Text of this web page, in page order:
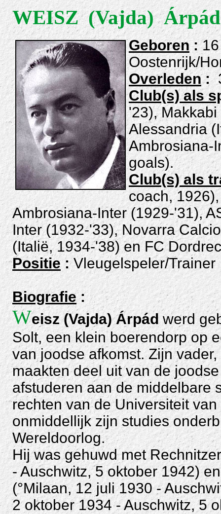
WEISZ (Vajda) Árpád
Geboren:
Oostenrijk/
Overleden:
Club(s)als
'23),
Alessandria
Ambrosiana-
goals).
Club(s)als
coach,
Ambrosiana-Inter (1929-'31),
Inter (1932-'33), Novarra
(Italië, 1934-'38) en FC
Positie:Vleugelspeler/Trainer
Biografie:
Weisz (Vajda) Árpádwerd
Solt, een klein boerendorp op
van joodse afkomst. Zijn
maakten deel uit van de
afstuderen aan de middelbare
rechten van de Universiteit
onmiddellijk zijn studies
Wereldoorlog.
Hij was gehuwd met
- Auschwitz, 5 oktober 1942)
(°Milaan, 12 juli 1930 -
2 oktober 1934 - Auschwitz, 5